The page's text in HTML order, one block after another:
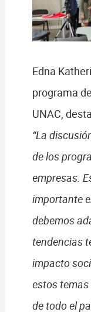
Edna
programa de
UNAC,
“La
de los
empresas.
importante
debemos
tendencias
impacto
estos
de todo el